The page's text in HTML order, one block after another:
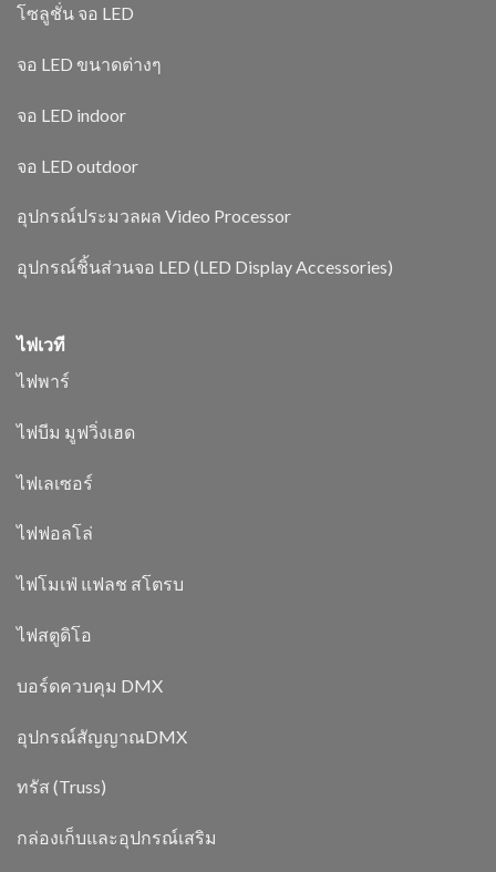
โซลูชั่น จอ LED
จอ LED ขนาดต่างๆ
จอ LED indoor
จอ LED outdoor
อุปกรณ์ประมวลผล Video Processor
อุปกรณ์ชิ้นส่วนจอ LED (LED Display Accessories)
ไฟเวที
ไฟพาร์
ไฟบีม มูฟวิ่งเฮด
ไฟเลเซอร์
ไฟฟอลโล่
ไฟโมเฟ่ แฟลช สโตรบ
ไฟสตูดิโอ
บอร์ดควบคุม DMX
อุปกรณ์สัญญาณDMX
ทรัส (Truss)
กล่องเก็บและอุปกรณ์เสริม